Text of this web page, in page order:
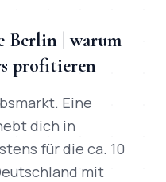
Berlin | warum
profitieren
Eine
dich in
für die ca. 10
mit